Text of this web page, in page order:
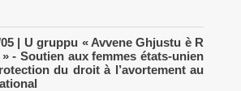
| U gruppu « Avvene Ghjustu è R
- Soutien aux femmes états-unien
du droit à l’avortement au